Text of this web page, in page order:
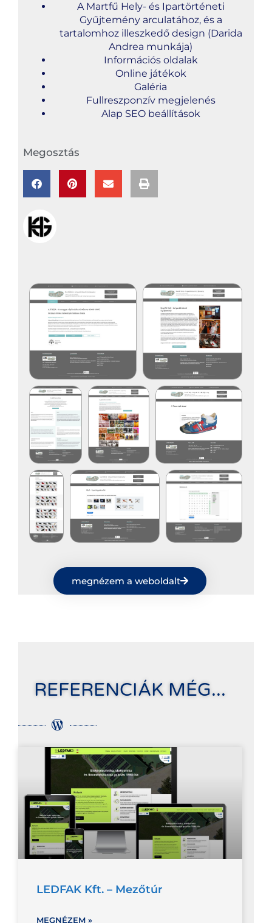
megnézem a weboldalt
A Martfű Hely- és Ipartörténeti
Gyűjtemény arculatához, és a
tartalomhoz illeszkedő design (Darida
Andrea munkája)
Információs oldalak
Online játékok
Galéria
Fullreszponzív megjelenés
Alap SEO beállítások
Megosztás
REFERENCIÁK MÉG...
LEDFAK Kft. – Mezőtúr
MEGNÉZEM »